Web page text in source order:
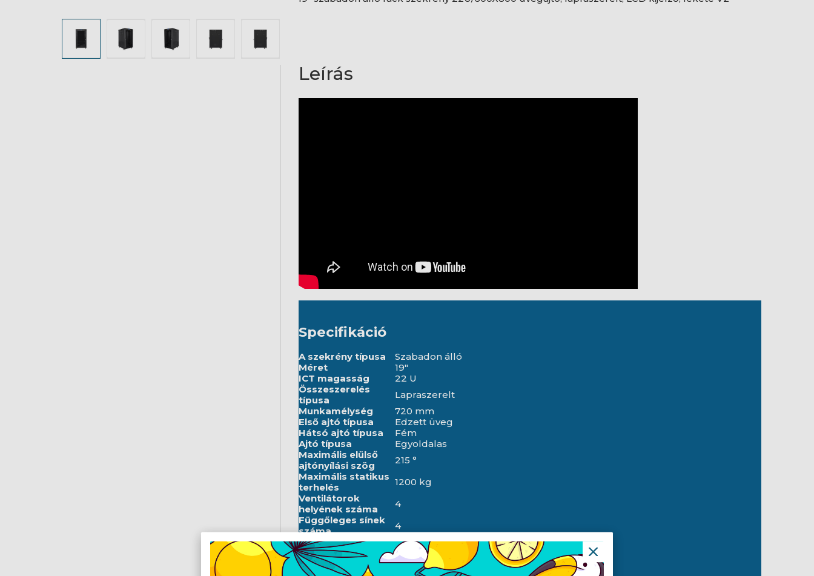
Leírás
Specifikáció
A szekrény típusa
Szabadon álló
Méret
19"
ICT magasság
22 U
Összeszerelés
típusa
Lapraszerelt
Munkamélység
720 mm
Első ajtó típusa
Edzett üveg
Hátsó ajtó típusa
Fém
Ajtó típusa
Egyoldalas
Maximális elülső
ajtónyílási szög
215 °
Maximális statikus
terhelés
1200 kg
Ventilátorok
helyének száma
4
Függőleges sínek
száma
4
Termosztát
Igen
LCD panel
Igen
Szín
Fekete